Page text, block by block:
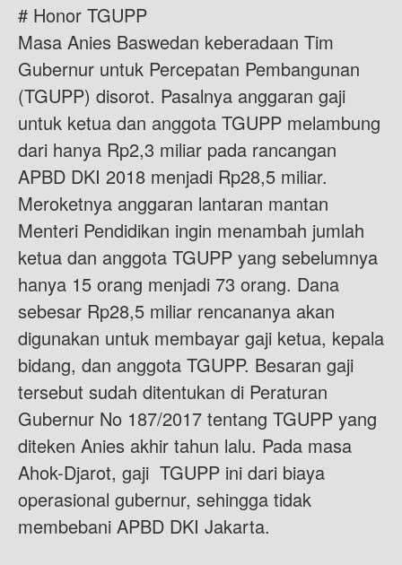
# Honor TGUPP
Masa Anies Baswedan keberadaan Tim
Gubernur untuk Percepatan Pembangunan
(TGUPP) disorot. Pasalnya anggaran gaji
untuk ketua dan anggota TGUPP melambung
dari hanya Rp2,3 miliar pada rancangan
APBD DKI 2018 menjadi Rp28,5 miliar.
Meroketnya anggaran lantaran mantan
Menteri Pendidikan ingin menambah jumlah
ketua dan anggota TGUPP yang sebelumnya
hanya 15 orang menjadi 73 orang. Dana
sebesar Rp28,5 miliar rencananya akan
digunakan untuk membayar gaji ketua, kepala
bidang, dan anggota TGUPP. Besaran gaji
tersebut sudah ditentukan di Peraturan
Gubernur No 187/2017 tentang TGUPP yang
diteken Anies akhir tahun lalu. Pada masa
Ahok-Djarot, gaji TGUPP ini dari biaya
operasional gubernur, sehingga tidak
membebani APBD DKI Jakarta.